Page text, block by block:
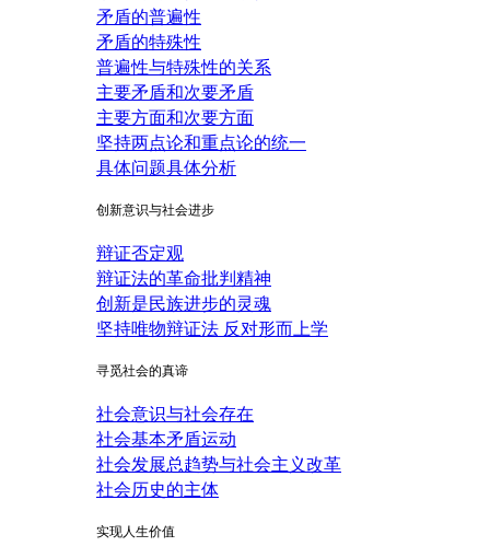
矛盾的普遍性
矛盾的特殊性
普遍性与特殊性的关系
主要矛盾和次要矛盾
主要方面和次要方面
坚持两点论和重点论的统一
具体问题具体分析
创新意识与社会进步
辩证否定观
辩证法的革命批判精神
创新是民族进步的灵魂
坚持唯物辩证法 反对形而上学
寻觅社会的真谛
社会意识与社会存在
社会基本矛盾运动
社会发展总趋势与社会主义改革
社会历史的主体
实现人生价值